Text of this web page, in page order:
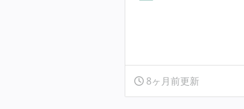
8ヶ月前更新